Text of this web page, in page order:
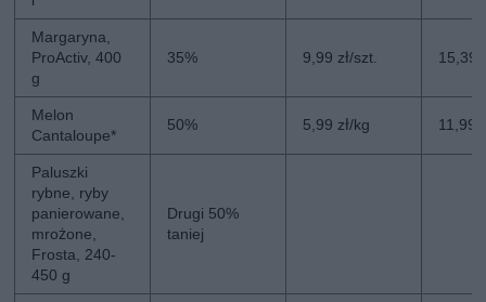
Margaryna,
ProActiv, 400
g
35% 9,99 zł/szt. 15,39
Melon
Cantaloupe*
50% 5,99 zł/kg 11,99
Paluszki
rybne, ryby
panierowane,
mrożone,
Frosta, 240-
450 g
Drugi 50%
taniej